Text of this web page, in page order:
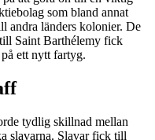
som bland annat
andra länders kolonier. De
Saint Barthélemy fick
ett nytt fartyg.
tydlig skillnad mellan
slavarna. Slavar fick till